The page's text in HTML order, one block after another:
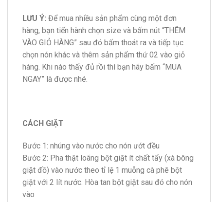
LƯU Ý: Để mua nhiều sản phẩm cùng một đơn
hàng, bạn tiến hành chọn size và bấm nút “THÊM
VÀO GIỎ HÀNG” sau đó bấm thoát ra và tiếp tục
chọn nón khác và thêm sản phẩm thứ 02 vào giỏ
hàng. Khi nào thấy đủ rồi thì bạn hãy bấm “MUA
NGAY” là được nhé.
CÁCH GIẶT
Bước 1: nhúng vào nước cho nón ướt đều
Bước 2: Pha thật loãng bột giặt ít chất tẩy (xà bông
giặt đồ) vào nước theo tỉ lệ 1 muỗng cà phê bột
giặt với 2 lít nước. Hòa tan bột giặt sau đó cho nón
vào